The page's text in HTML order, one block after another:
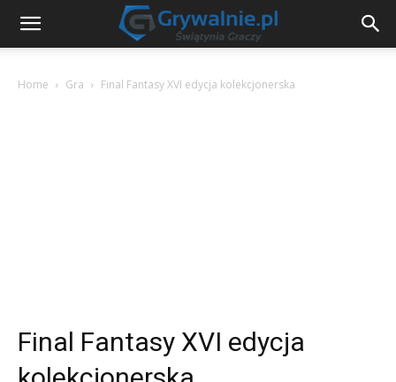
Home Gra Final Fantasy XVI edycja kolekcjonerska
Final Fantasy XVI edycja